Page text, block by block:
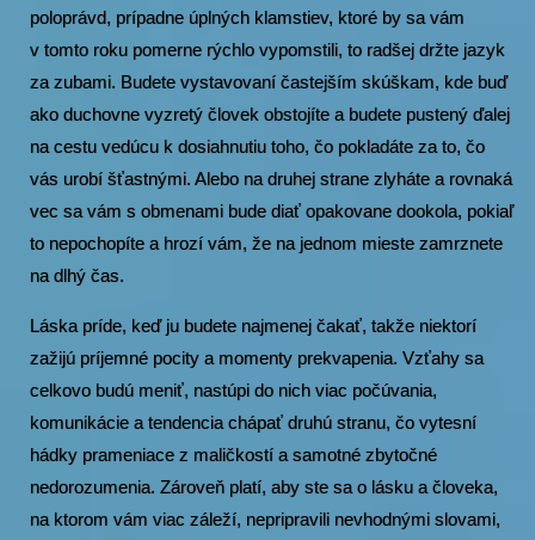
poloprávd, prípadne úplných klamstiev, ktoré by sa vám
v tomto roku pomerne rýchlo vypomstili, to radšej držte jazyk
za zubami. Budete vystavovaní častejším skúškam, kde buď
ako duchovne vyzretý človek obstojíte a budete pustený ďalej
na cestu vedúcu k dosiahnutiu toho, čo pokladáte za to, čo
vás urobí šťastnými. Alebo na druhej strane zlyháte a rovnaká
vec sa vám s obmenami bude diať opakovane dookola, pokiaľ
to nepochopíte a hrozí vám, že na jednom mieste zamrznete
na dlhý čas.
Láska príde, keď ju budete najmenej čakať, takže niektorí
zažijú príjemné pocity a momenty prekvapenia. Vzťahy sa
celkovo budú meniť, nastúpi do nich viac počúvania,
komunikácie a tendencia chápať druhú stranu, čo vytesní
hádky prameniace z maličkostí a samotné zbytočné
nedorozumenia. Zároveň platí, aby ste sa o lásku a človeka,
na ktorom vám viac záleží, nepripravili nevhodnými slovami,